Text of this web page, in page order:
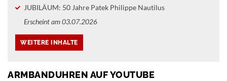
JUBILÄUM: 50 Jahre Patek Philippe Nautilus
Erscheint am 03.07.2026
ARMBANDUHREN AUF YOUTUBE